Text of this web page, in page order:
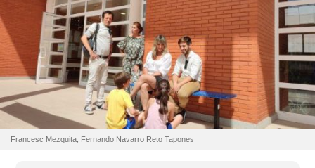
Francesc Mezquita, Fernando Navarro Reto Tapones